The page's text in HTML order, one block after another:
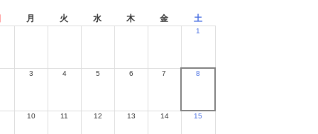
月 火 水 木 金 土
1
3 4 5 6 7 8
10 11 12 13 14 15